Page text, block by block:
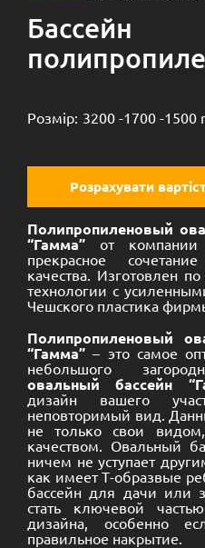
Бассейн
Розмір: 3200 -1700 -1500
Розрахувати
Полипропиленовый
“Гамма” от компании
прекрасное
качества. Изготовлен
технологии с
Чешского пластика
Полипропиленовый
“Гамма” – это самое
небольшого
овальный бассейн
дизайн вашего
неповторимый вид.
не только свои
качеством. Овальный
ничем не уступает
как имеет Т-образвые
бассейн для дачи или
стать ключевой
дизайна, особенно
правильное накрытие